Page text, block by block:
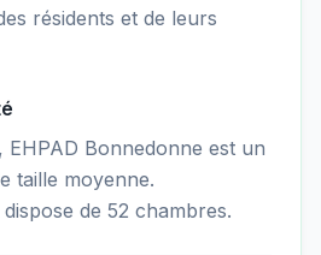
résidents et de leurs
EHPAD Bonnedonne est un
taille moyenne.
de 52 chambres.